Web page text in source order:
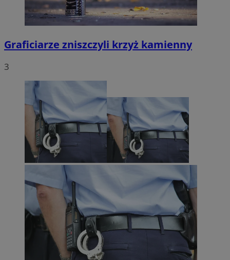
Graficiarze zniszczyli krzyż kamienny
3